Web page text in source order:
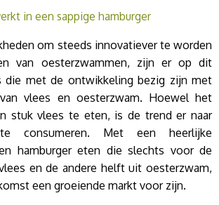
in een sappige hamburger
om steeds innovatiever te worden
van oesterzwammen, zijn er op dit
die met de ontwikkeling bezig zijn met
vlees en oesterzwam. Hoewel het
stuk vlees te eten, is de trend er naar
consumeren. Met een heerlijke
hamburger eten die slechts voor de
en de andere helft uit oesterzwam,
een groeiende markt voor zijn.